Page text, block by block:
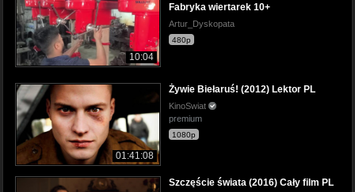
10:04
Fabryka wiertarek 10+
Artur_Dyskopata
480p
01:41:08
Żywie Biełaruś! (2012) Lektor PL
KinoSwiat
premium
1080p
Szczęście świata (2016) Cały film PL